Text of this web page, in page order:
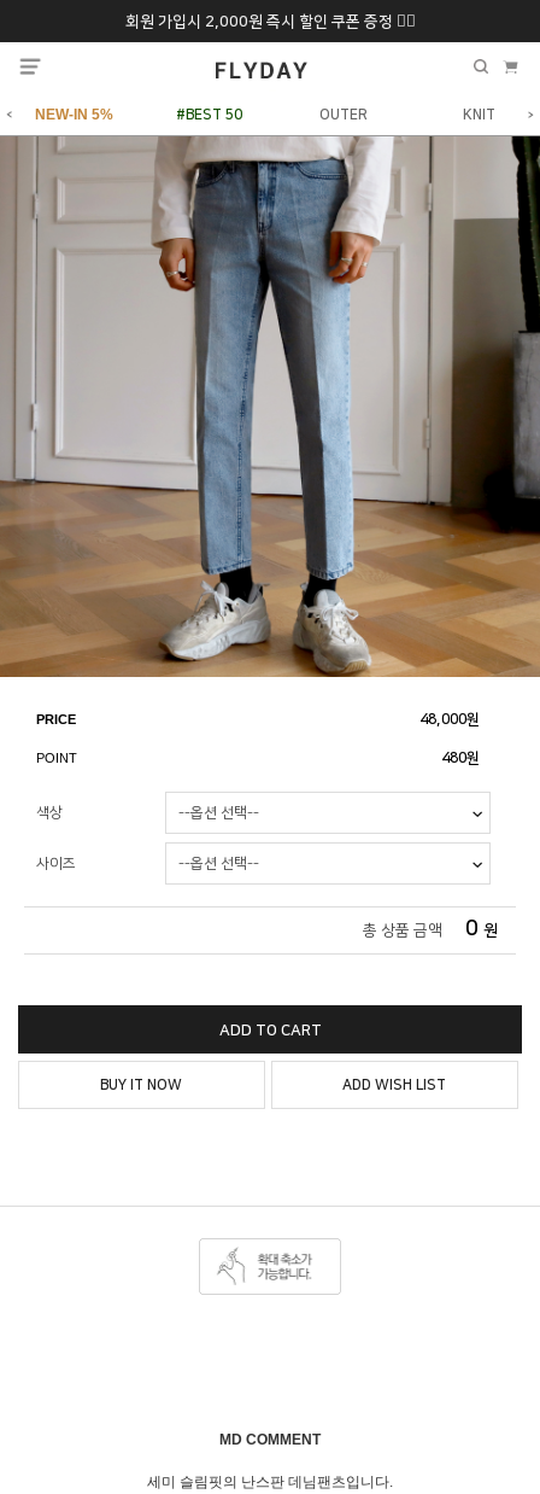
회원 가입시 2,000원 즉시 할인 쿠폰 증정 ❤️‍🔥
추석 특별 할인 10~20% 9/6 화 ~ 9/12월
NEW-IN 5% #BEST 50 OUTER KNIT
PRICE 48,000원
POINT 480원
색상
사이즈
총 상품 금액 0 원
ADD TO CART
BUY IT NOW ADD WISH LIST
MD COMMENT
세미 슬림핏의 난스판 데님팬츠입니다.